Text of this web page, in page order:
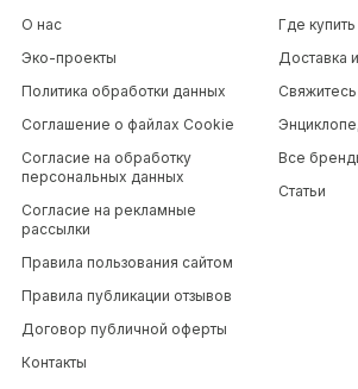
О нас
Эко-проекты
Политика обработки данных
Соглашение о файлах Cookie
Согласие на обработку
персональных данных
Согласие на рекламные
рассылки
Правила пользования сайтом
Правила публикации отзывов
Договор публичной оферты
Контакты
Где купить
Доставка
Все
Статьи